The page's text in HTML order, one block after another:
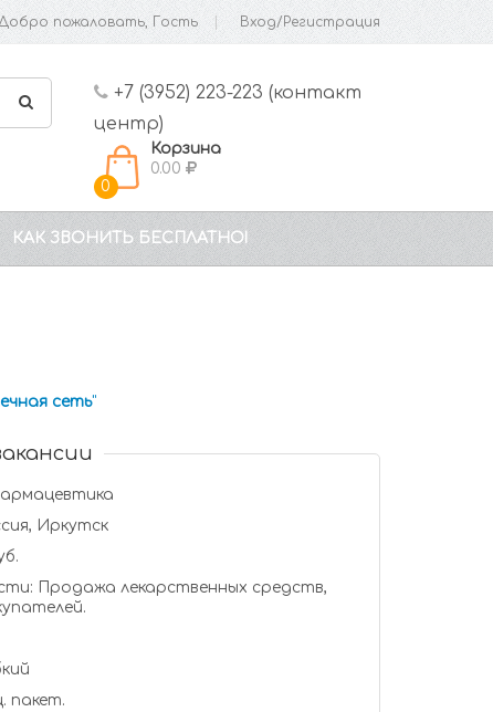
пожаловать, Гость Вход/Регистрация
+7 (3952) 223-223 (контакт
центр)
0
Корзина
0.00
КАК ЗВОНИТЬ БЕСПЛАТНО!
сеть"
Иркутск
Продажа лекарственных средств,
пакет.